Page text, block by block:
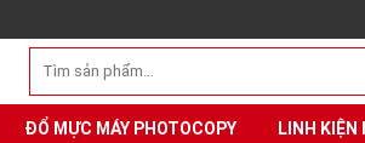
ĐỔ MỰC MÁY PHOTOCOPY LINH KIỆN